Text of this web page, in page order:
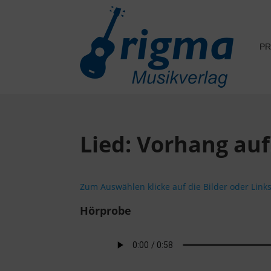
Lied: Vorhang
Zum Auswählen klicke auf die Bilder oder
Hörprobe